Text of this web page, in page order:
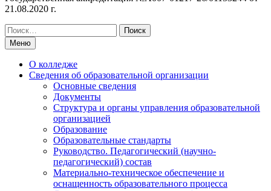
21.08.2020 г.
Искать:
Меню
О колледже
Сведения об образовательной организации
Основные сведения
Документы
Структура и органы управления образовательной
организацией
Образование
Образовательные стандарты
Руководство. Педагогический (научно-
педагогический) состав
Материально-техническое обеспечение и
оснащенность образовательного процесса